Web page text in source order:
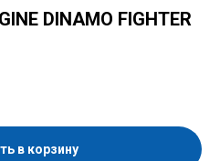
DINAMO FIGHTER
в корзину